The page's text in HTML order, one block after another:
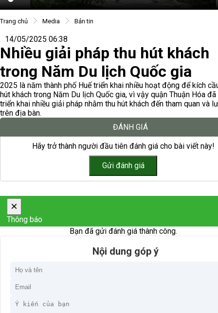
Trang chủ Media Bản tin
14/05/2025 06:38
Nhiều giải pháp thu hút khách
trong Năm Du lịch Quốc gia
2025 là năm thành phố Huế triển khai nhiều hoạt động để kích
hút khách trong Năm Du lịch Quốc gia, vì vậy quận Thuận Hóa
triển khai nhiều giải pháp nhằm thu hút khách đến tham quan và
trên địa bàn.
ĐÁNH GIÁ
Hãy trở thành người đầu tiên đánh giá cho bài viết này!
×
Thông báo
Bạn đã gửi đánh giá thành công.
Nội dung góp ý